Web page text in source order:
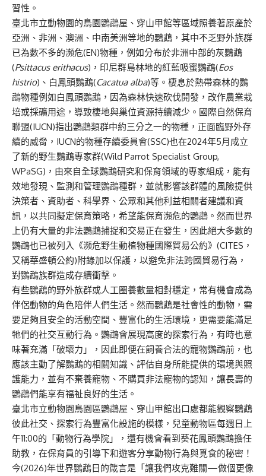
習性。
臺北市立動物園的鳥園鸚鵡屋、穿山甲館等區域照養著原產於
亞洲、非洲、澳洲、中南美洲等地的鸚鵡，其中不乏野外族群
已為數不多的瀕危(EN)物種，例如分布於非洲中部的灰鸚鵡
(Psittacus erithacus)，印尼群島林地的紅藍吸蜜鸚鵡(Eos
histrio)、白鳳頭鸚鵡(Cacatua alba)等。棲息於熱帶森林的鸚
鵡物種例如白鳳頭鸚鵡，因為森林快速砍伐開發，改作農業栽
培或採礦用途，導致棲地與巢位資源持續減少。國際自然保育
聯盟(IUCN)指出鸚鵡類群中約三分之一的物種，正面臨野外存
續的威脅，IUCN的物種存續委員會(SSC)也在2024年5月成立
了新的野生鸚鵡專家群(Wild Parrot Specialist Group,
WPaSG)，由來自全球鸚鵡研究和保育領域的專家組成，能有
效地發現、監測和管理鸚鵡種群，並就影響該群體的風險提供
決策者、資助者、科學界、公眾和其他利益相關者建議和資
訊，以共同擬定保育策略，希望能保育瀕危的鸚鵡。然而世界
上仍有大量的非法鸚鵡捕捉和交易正在發生，因此絕大多數的
鸚鵡也已被列入《瀕危野生動植物種國際貿易公約》(CITES，
又稱華盛頓公約)附錄加以保護，以避免非法跨國貿易行為，
對鸚鵡族群造成存續衝擊。
有些鸚鵡的野外族群或人工圈養數量相對穩定，常有機會成為
伴侶動物的角色陪伴人們生活。然而鸚鵡是社會性的動物，需
要足夠且安全的活動空間、豐富化的生活環境，更需要能滿足
牠們的社交互動行為。鸚鵡會展現高度的探索行為，有時也意
味著充滿「破壞力」，因此即便在飼養合法的寵物鸚鵡前，也
應該主動了解鸚鵡的相關知識、評估自身所能提供的環境與照
護能力，並有不棄養寵物、不購買非法寵物的認知，讓長壽的
鸚鵡們能享有福祉良好的生活。
臺北市立動物園鳥園區鸚鵡屋、穿山甲館出口處都能觀察鸚鵡
彼此社交、探索行為豐富化設施的模樣，兒童動物區每週日上
午11:00的「動物行為學院」，還有機會看到葵花鳳頭鸚鵡擔任
助教，在保育員的引導下和遊客分享動物行為與覓食的秘密！
今(2026)年世界鸚鵡日的箴言是「讓我們攻克難關—做個更像